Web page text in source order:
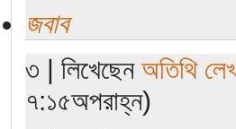
জবাব
৩ | লিখেছেন অতিথি
৭:১৫অপরাহ্ন)